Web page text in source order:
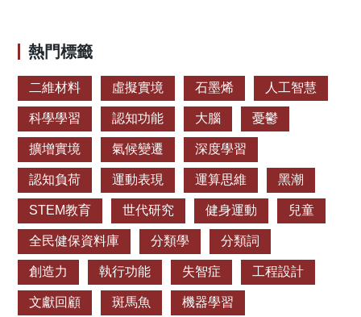
https://pubmed.ncbi.nlm.nih.gov/32496635/
熱門標籤
二維材料 虛擬實境 石墨烯 人工智慧
科學學習 認知功能 大腦 憂鬱
擴增實境 氣候變遷 深度學習
認知負荷 運動表現 運算思維 黑潮
STEM教育 世代研究 健身運動 兒童
全民健保資料庫 分類學 分類詞
創造力 執行功能 失智症 工程設計
文獻回顧 斑馬魚 機器學習